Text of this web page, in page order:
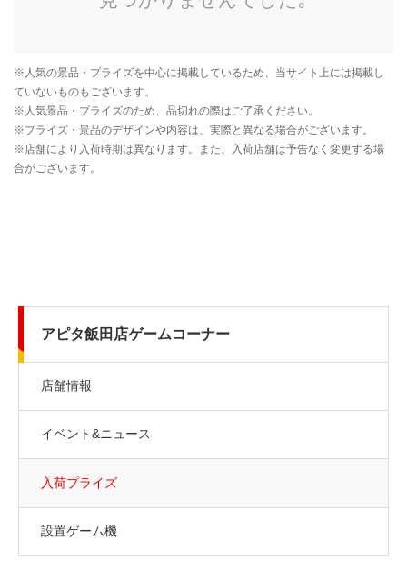
アピタ飯田店ゲームコーナー
店舗情報
イベント&ニュース
入荷プライズ
設置ゲーム機